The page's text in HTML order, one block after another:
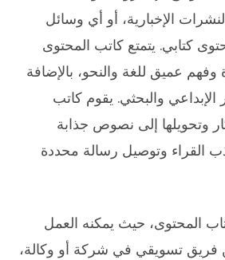
الإخبارية، أو أي وسائل
كتابي. يتمتع كاتب المحتوى
وفهم عميق للغة والنحو، بالإضافة
والبحثي. يقوم كاتب
وتحويلها إلى نصوص جذابة
القراء وتوصيل رسالة محددة
المحتوى، حيث يمكنه العمل
تسويقي في شركة أو وكالة،